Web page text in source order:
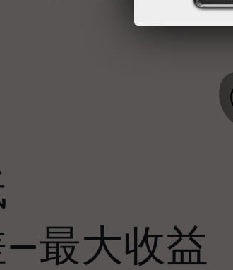
将刺激与纪律元素带入交易世界，
合作伙伴，激励客户实现雄
目标
—最大收益